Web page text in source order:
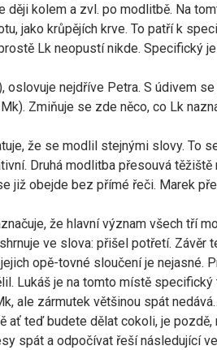
ději kolem a zvl. po modlitbě. Na
jako krůpějích krve. To patří k
Lk neopustí nikde. Specifický
nejdříve Petra. S údivem
Zmiňuje se zde něco, co Lk
že se modlil stejnými slovy. To
Druhá modlitba přesouvá
již obejde bez přímé řeči. Marek
že hlavní význam všech tří
ve slova: přišel potřetí.
opě-tovné sloučení je nejasné.
Lukáš je na tomto místě
ale zármutek většinou spát
teď budete dělat cokoli, je
spát a odpočívat řeší následující